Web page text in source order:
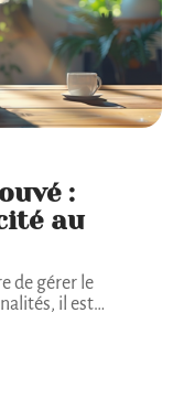
:
au
de gérer le
il est…